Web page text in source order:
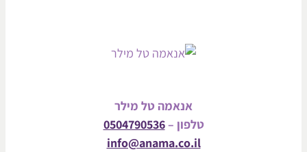
אנאמה טל מילר
טלפון –0504790536
info@anama.co.il